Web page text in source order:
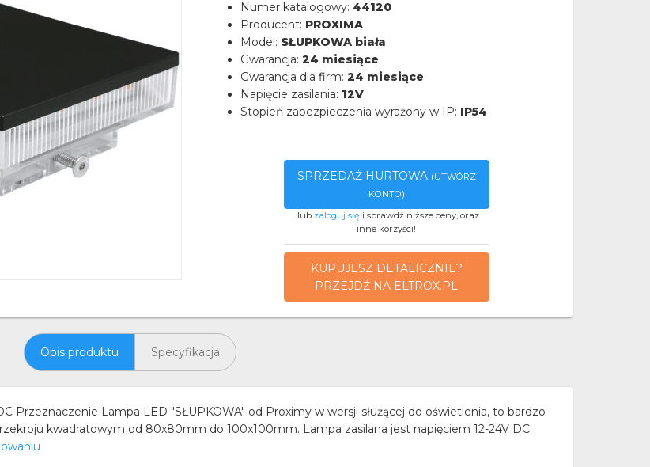
Numer katalogowy: 44120
Producent: PROXIMA
Model: SŁUPKOWA biała
Gwarancja: 24 miesiące
Gwarancja dla firm: 24 miesiące
Napięcie zasilania: 12V
Stopień zabezpieczenia wyrażony w IP: IP54
SPRZEDAŻ HURTOWA (UTWÓRZ
KONTO)
..lub zaloguj sięi sprawdź niższe ceny, oraz
inne korzyści!
KUPUJESZ DETALICZNIE?
PRZEJDŹ NA ELTROX.PL
Opis produktu Specyfikacja
Przeznaczenie Lampa LED "SŁUPKOWA" od Proximy w wersji służącej do oświetlenia, to bardzo
kwadratowym od 80x80mm do 100x100mm. Lampa zasilana jest napięciem 12-24V DC.